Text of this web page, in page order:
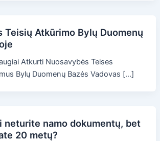
Teisių Atkūrimo Bylų Duomenų
Atkurti Nuosavybės Teises
Bylų Duomenų Bazės Vadovas […]
neturite namo dokumentų, bet
20 metų?